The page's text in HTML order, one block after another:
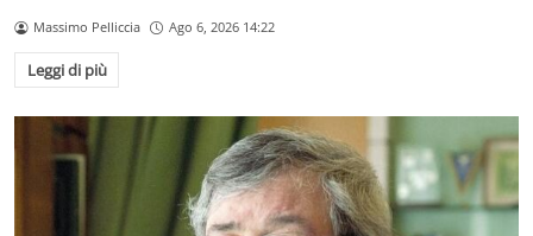
Massimo Pelliccia Ago 6, 2026 14:22
Leggi di più